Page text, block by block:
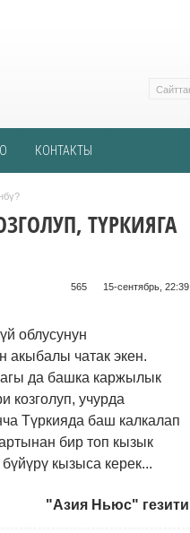
КОНТАКТЫ
ТҮРКИЯГА
15-сентябрь, 22:39
565 ᠌ ᠌ ᠌ ᠌᠌ ᠌ ᠌᠌
облусунун
акыбалы чатак экен.
да башка каржылык
учурда
Түркияда баш калкалап
бир топ кызык
кызыса керек...
"Азия Ньюс" гезити